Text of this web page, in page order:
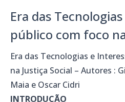
Era das
público com foco
Era das Tecnologias e
na Justiça Social – Autores :
Maia e Oscar Cidri
INTRODUÇÃO